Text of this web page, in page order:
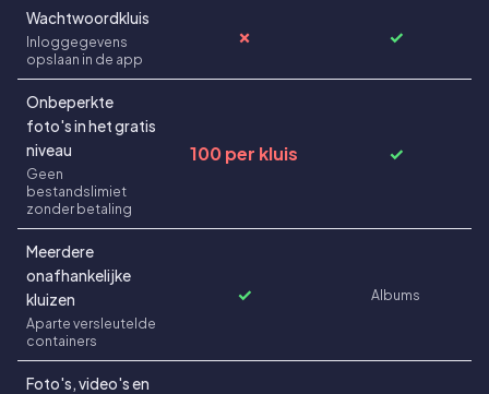
Wachtwoordkluis
Inloggegevens
opslaan in de app
✗ ✓
Onbeperkte
foto's in het gratis
niveau
Geen
bestandslimiet
zonder betaling
100 per kluis ✓
Meerdere
onafhankelijke
kluizen
Aparte versleutelde
containers
✓ Albums
Foto's, video's en